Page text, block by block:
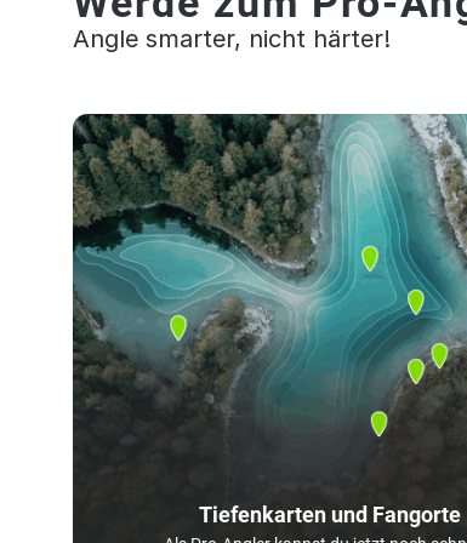
Angle smarter, nicht härter!
Tiefenkarten und Fangorte